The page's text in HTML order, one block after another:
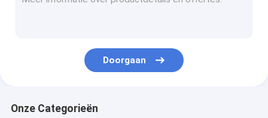
Huis
Doorgaan
Onze Categorieën